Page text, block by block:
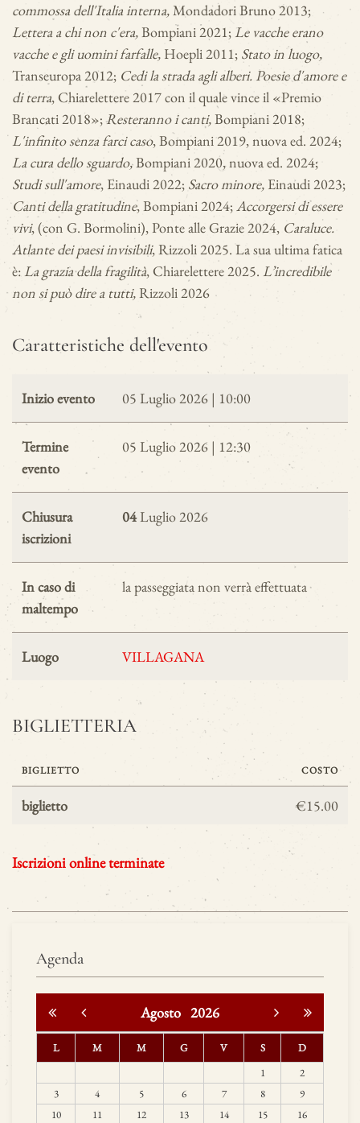
commossa dell'Italia interna,Mondadori Bruno 2013;
Lettera a chi non c'era,Bompiani 2021;Le vacche erano
vacche e gli uomini farfalle, Hoepli 2011; Stato in luogo,
Transeuropa 2012; Cedi la strada agli alberi. Poesie d'amore e
di terra, Chiarelettere 2017 con il quale vince il «Premio
Brancati 2018»;Resteranno i canti,Bompiani 2018;
L'infinito senza farci caso, Bompiani 2019, nuova ed. 2024;
La cura dello sguardo,Bompiani 2020, nuova ed. 2024;
Studi sull'amore, Einaudi 2022; Sacro minore, Einaudi 2023;
Canti della gratitudine, Bompiani 2024;Accorgersi di essere
vivi, (con G. Bormolini), Ponte alle Grazie 2024, Caraluce.
Atlante dei paesi invisibili, Rizzoli 2025. La sua ultima fatica
è:La grazia della fragilità, Chiarelettere 2025. L’incredibile
non si può dire a tutti,Rizzoli 2026
Caratteristiche dell'evento
Inizio evento 05 Luglio 2026 | 10:00
Termine
evento
05 Luglio 2026 | 12:30
Chiusura
iscrizioni
04Luglio 2026
In caso di
maltempo
la passeggiata non verrà effettuata
Luogo VILLAGANA
BIGLIETTERIA
BIGLIETTO COSTO
biglietto €15.00
Iscrizioni online terminate
Agenda
Agosto 2026
L M M G V S
D
1
2
3
4 5 6 7 8
9
10
11 12 13 14 15 16